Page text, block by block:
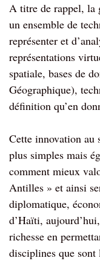
A titre de rappel, la
un ensemble de
représenter et
représentations
spatiale, bases de
Géographique),
définition qu’en
Cette innovation au
plus simples mais
comment mieux
Antilles » et ainsi
diplomatique,
d’Haïti,
richesse en
disciplines que sont